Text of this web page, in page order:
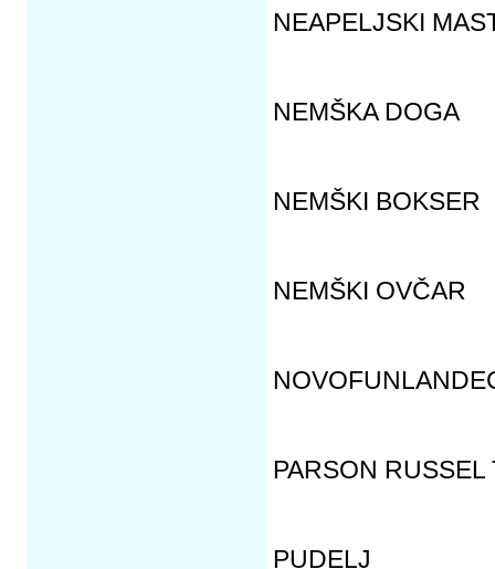
NEAPELJSKI
NEMŠKA DOGA
NEMŠKI BOKSER
NEMŠKI OVČAR
PARSON RUSSEL
PUDELJ